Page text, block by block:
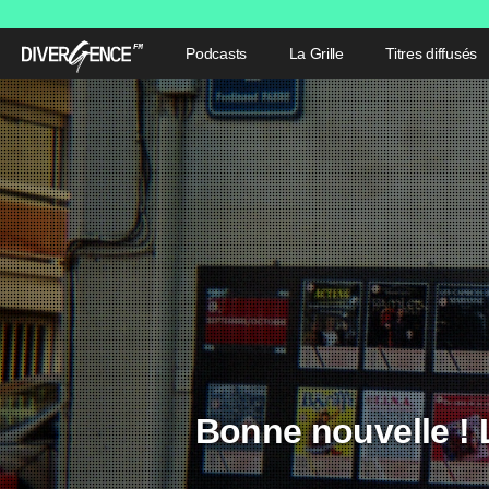
Podcasts La Grille Titres diffusés
Bonne nouvelle !